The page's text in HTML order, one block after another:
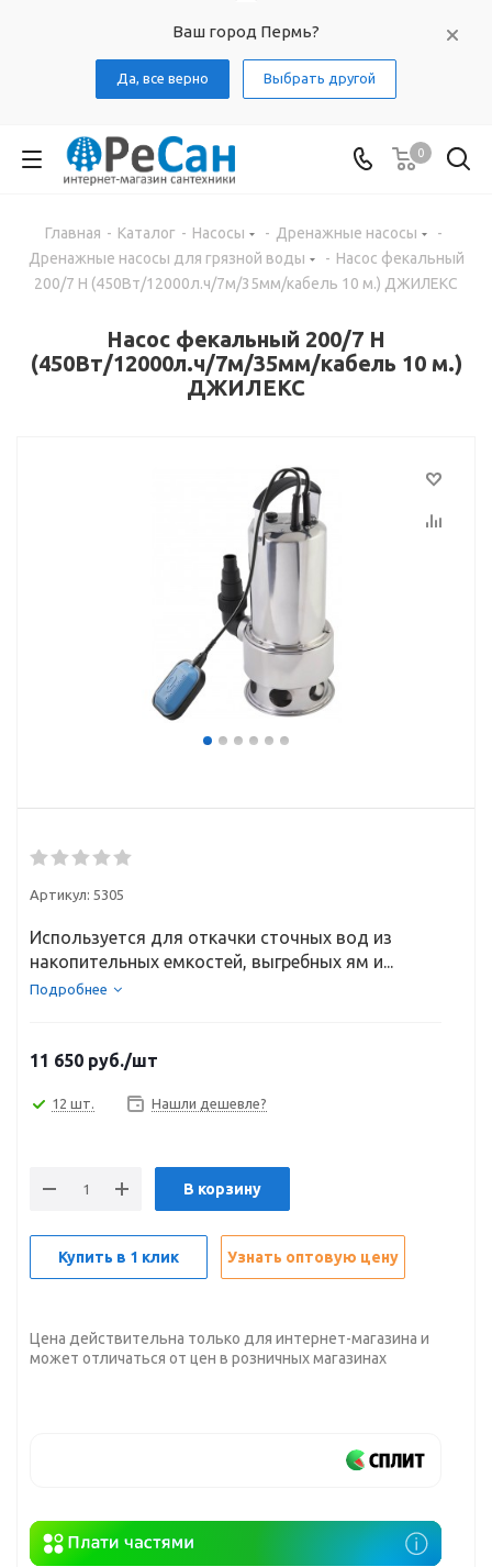
Ваш город Пермь?
Да, все верно Выбрать другой
0
Главная - Каталог - Насосы - Дренажные насосы
-
Дренажные насосы для грязной воды
- Насос фекальный
200/7 Н (450Вт/12000л.ч/7м/35мм/кабель 10 м.) ДЖИЛЕКС
Насос фекальный 200/7 Н
(450Вт/12000л.ч/7м/35мм/кабель 10 м.)
ДЖИЛЕКС
Артикул: 5305
Используется для откачки сточных вод из
накопительных емкостей, выгребных ям и...
Подробнее
11 650 руб./шт
12 шт. Нашли дешевле?
В корзину
Купить в 1 клик Узнать оптовую цену
Цена действительна только для интернет-магазина и
может отличаться от цен в розничных магазинах